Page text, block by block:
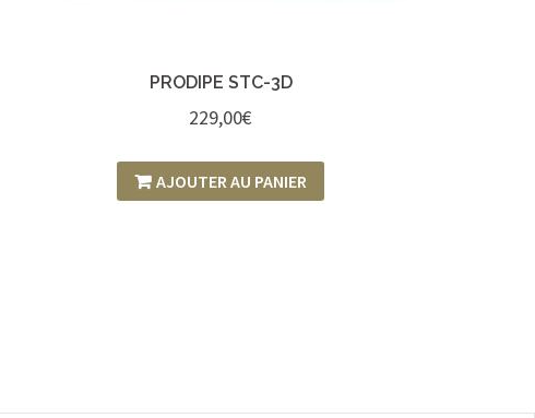
PRODIPE STC-3D
229,00€
AJOUTER AU PANIER